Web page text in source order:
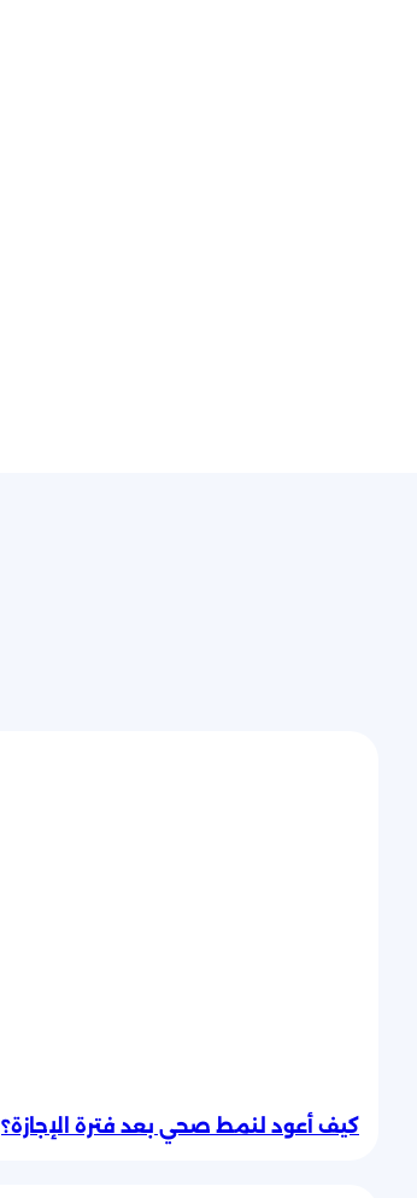
كيف أعود لنمط صحي بعد فترة الإجازة؟